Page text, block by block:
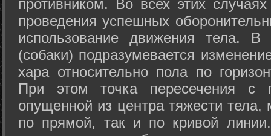
противником. Во всех этих
проведения успешных
использование движения тела.
(собаки) подразумевается
хара относительно пола по
При этом точка пересечения с
опущенной из центра тяжести
по прямой, так и по кривой